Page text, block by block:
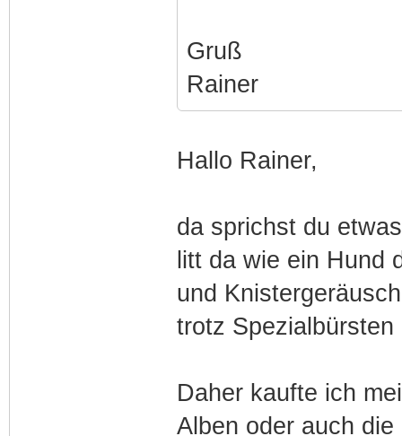
Gruß
Rainer
Hallo Rainer,
da sprichst du
litt da wie ein Hund
und
trotz Spezialbürsten
Daher kaufte ich
Alben oder auch